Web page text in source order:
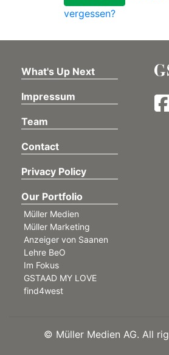
vergessen?
What's Up Next
Impressum
Team
Contact
Privacy Policy
Our Portfolio
Müller Medien
Müller Marketing
Anzeiger von Saanen
Lehre BeO
Im Fokus
GSTAAD MY LOVE
find4west
© Müller Medien AG. All